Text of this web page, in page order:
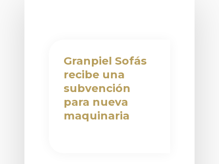
Granpiel Sofás
recibe una
subvención
para nueva
maquinaria